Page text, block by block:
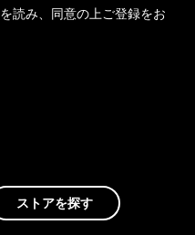
を読み、同意の上ご登録をお
ストアを探す